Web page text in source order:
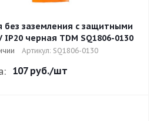
без заземления с защитными
черная TDM SQ1806-0130
Артикул: SQ1806-0130
107 руб./шт